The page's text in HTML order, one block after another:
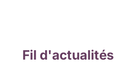
Fil d'actualités